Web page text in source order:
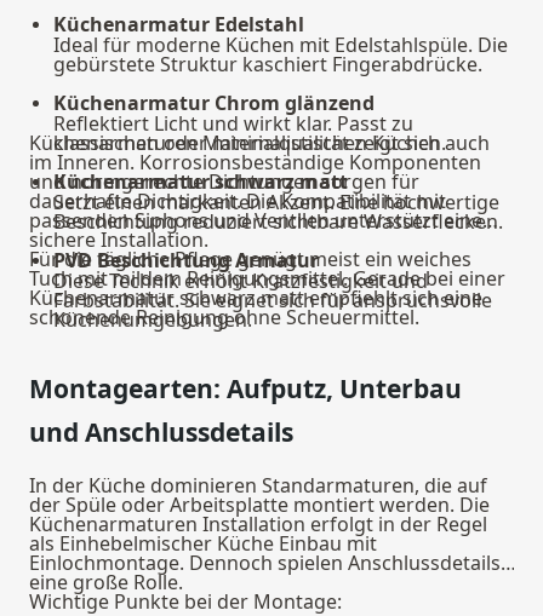
Küchenarmatur Edelstahl
Ideal für moderne Küchen mit Edelstahlspüle. Die
gebürstete Struktur kaschiert Fingerabdrücke.
Küchenarmatur Chrom glänzend
Reflektiert Licht und wirkt klar. Passt zu
klassischen oder minimalistischen Küchen.
Küchenarmatur schwarz matt
Setzt einen markanten Akzent. Eine hochwertige
Beschichtung reduziert sichtbare Wasserflecken.
PVD Beschichtung Armatur
Diese Technik erhöht Kratzfestigkeit und
Farbstabilität. Sie eignet sich für anspruchsvolle
Küchenumgebungen.
Küchenarmaturen Materialqualität zeigt sich auch
im Inneren. Korrosionsbeständige Komponenten
und normgerechte Dichtungen sorgen für
dauerhafte Dichtigkeit. Die Kompatibilität mit
passendenSiphons und Ventilenunterstützt eine
sichere Installation.
Für die tägliche Pflege genügt meist ein weiches
Tuch mit mildem Reinigungsmittel. Gerade bei einer
Küchenarmatur schwarz matt empfiehlt sich eine
schonende Reinigung ohne Scheuermittel.
Montagearten: Aufputz, Unterbau
und Anschlussdetails
In der Küche dominieren Standarmaturen, die auf
der Spüle oder Arbeitsplatte montiert werden. Die
Küchenarmaturen Installation erfolgt in der Regel
als Einhebelmischer Küche Einbau mit
Einlochmontage. Dennoch spielen Anschlussdetails
eine große Rolle.
Wichtige Punkte bei der Montage: